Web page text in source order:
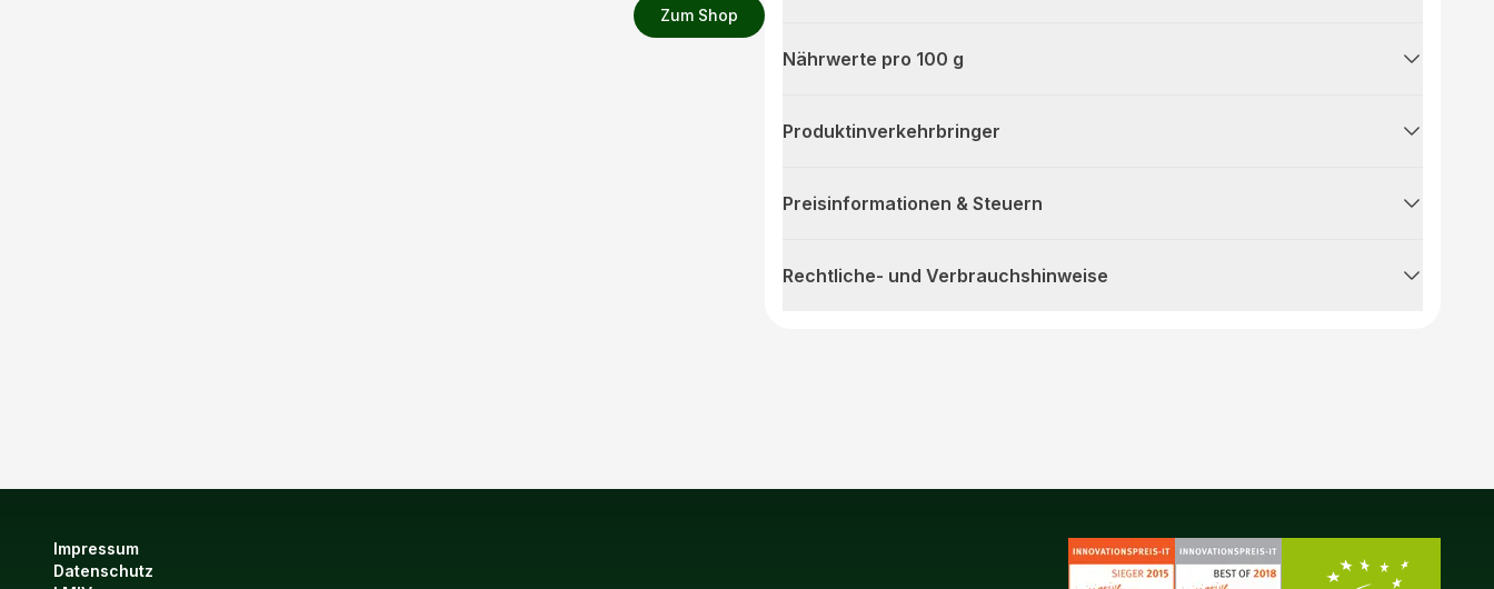
Zum Shop
Nährwerte pro 100 g
Produktinverkehrbringer
Preisinformationen & Steuern
Rechtliche- und Verbrauchshinweise
Impressum
Datenschutz